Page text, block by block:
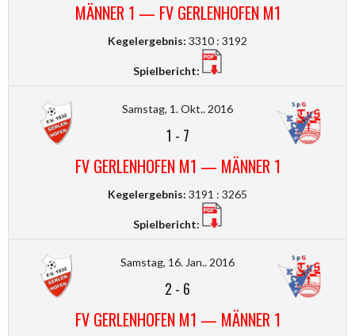
MÄNNER 1 — FV GERLENHOFEN M1
Kegelergebnis: 3310 : 3192
Spielbericht:
Samstag, 1. Okt.. 2016
1 - 7
FV GERLENHOFEN M1 — MÄNNER 1
Kegelergebnis: 3191 : 3265
Spielbericht:
Samstag, 16. Jan.. 2016
2 - 6
FV GERLENHOFEN M1 — MÄNNER 1